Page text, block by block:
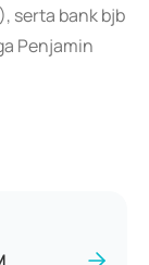
serta bank bjb
Penjamin